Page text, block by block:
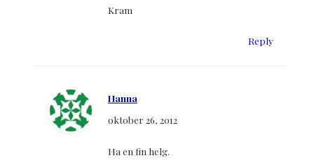
Kram
Reply
Hanna
oktober 26, 2012
Ha en fin helg.